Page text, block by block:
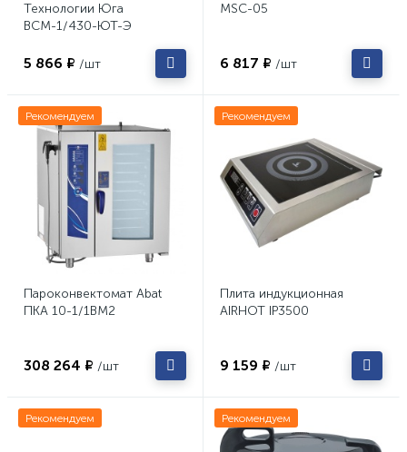
Технологии Юга
ВСМ-1/430-ЮТ-Э
5 866 ₽ /шт
MSC-05
6 817 ₽ /шт
Рекомендуем
Пароконвектомат Abat
ПКА 10-1/1ВМ2
308 264 ₽ /шт
Рекомендуем
Плита индукционная
AIRHOT IP3500
9 159 ₽ /шт
Рекомендуем Рекомендуем